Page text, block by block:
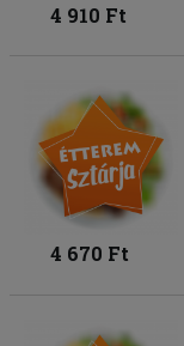
4 910 Ft
4 670 Ft